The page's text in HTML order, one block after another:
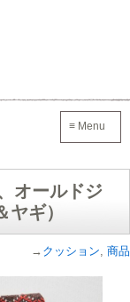
≡ Menu
オールドジ
ギ）
→ クッション, 商品